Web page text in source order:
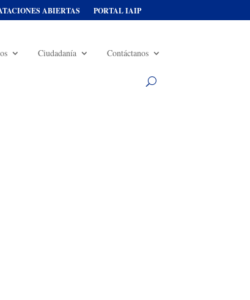
ABIERTAS PORTAL IAIP
Ciudadanía Contáctanos